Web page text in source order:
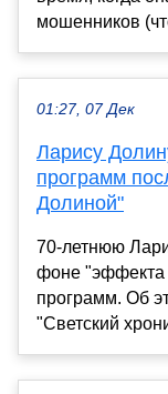
мошенников
01:27, 07 Дек
Ларису
программ
Долиной"
70-летнюю
фоне "эффекта
программ. Об
"Светский